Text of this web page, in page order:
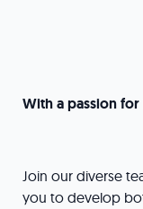
With a passion
Join our diverse
you to develop